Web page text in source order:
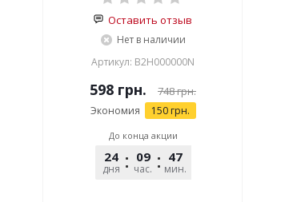
Оставить отзыв
Нет в наличии
Артикул: B2H000000N
598 грн. 748 грн.
Экономия 150 грн.
До конца акции
24
дня
09
час.
47
мин.